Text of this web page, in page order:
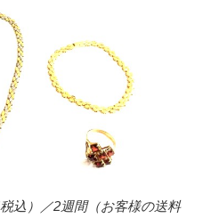
込）／2週間（お客様の送料